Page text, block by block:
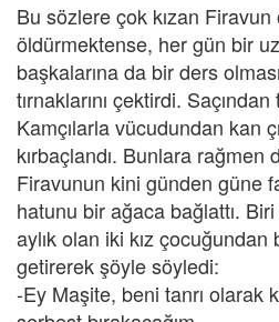
Bu sözlere çok kızan
öldürmektense, her gün bir
başkalarına da bir ders
tırnaklarını çektirdi. Saçından
Kamçılarla vücudundan kan
kırbaçlandı. Bunlara
Firavunun kini günden güne
hatunu bir ağaca bağlattı.
aylık olan iki kız çocuğundan
getirerek şöyle söyledi:
-Ey Maşite, beni tanrı olarak